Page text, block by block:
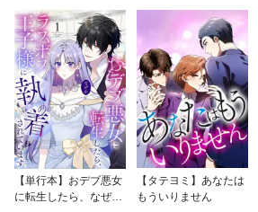
【単行本】おデブ悪女
に転生したら、なぜか
【タテヨミ】あなたは
もういりません